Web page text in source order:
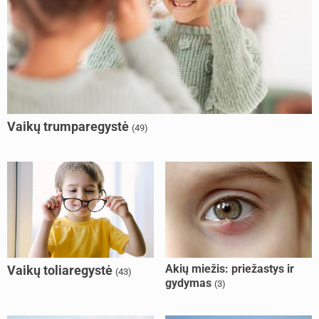
Vaikų trumparegystė (49)
Vaikų toliaregystė (43)
Akių miežis: priežastys ir
gydymas (3)